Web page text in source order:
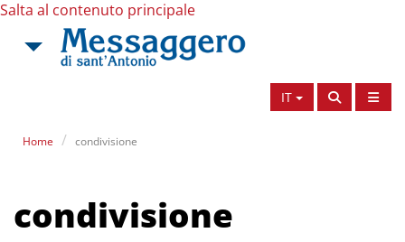
Salta al contenuto principale
IT
Home condivisione
condivisione